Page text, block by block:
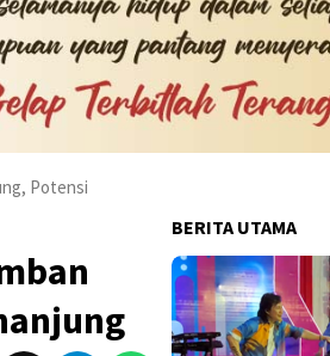
Potensi
BERITA UTAMA